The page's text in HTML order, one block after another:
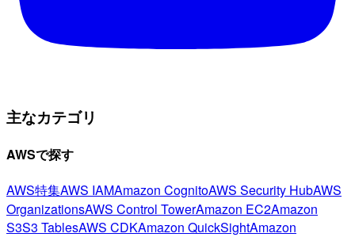
主なカテゴリ
AWSで探す
AWS特集AWS IAMAmazon CognitoAWS Security HubAWS
OrganizationsAWS Control TowerAmazon EC2Amazon
S3S3 TablesAWS CDKAmazon QuickSightAmazon